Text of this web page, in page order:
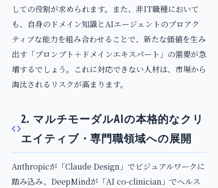
しての役割が求められます。また、非IT職種において
も、自身のドメイン知識とAIエージェントのプロアク
ティブな能力を組み合わせることで、新たな価値を生み
出す「プロンプト＋ドメインエキスパート」の需要が急
増するでしょう。これに対応できない人材は、市場から
淘汰されるリスクが高まります。
2. マルチモーダルAIの本格的なクリ
エイティブ・専門職領域への展開
Anthropicが「Claude Design」でビジュアルワークに
踏み込み、DeepMindが「AI co-clinician」でヘルス